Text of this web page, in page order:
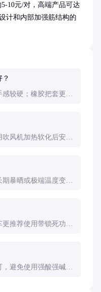
10元/对，高端产品可达
计和内部加强筋结构的
较硬；橡胶把套更柔
吹风机加热软化后安
暴晒或极端温度变化
推荐使用带锁死功能
避免使用强酸强碱清